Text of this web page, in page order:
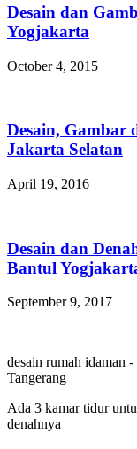
Desain dan
Yogjakarta
October 4, 2015
Desain, Gambar
Jakarta Selatan
April 19, 2016
Desain dan
Bantul
September 9, 2017
desain rumah idaman -
Tangerang
Ada 3 kamar tidur
denahnya